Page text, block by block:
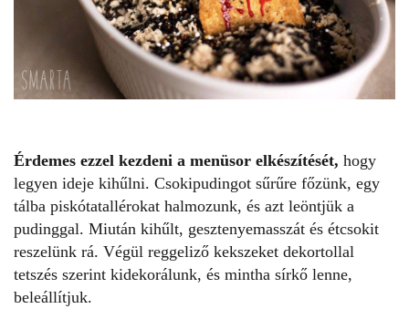
Érdemes ezzel kezdeni a menüsor elkészítését, hogy
legyen ideje kihűlni. Csokipudingot sűrűre főzünk, egy
tálba piskótatallérokat halmozunk, és azt leöntjük a
pudinggal. Miután kihűlt, gesztenyemasszát és étcsokit
reszelünk rá. Végül reggeliző kekszeket dekortollal
tetszés szerint kidekorálunk, és mintha sírkő lenne,
beleállítjuk.